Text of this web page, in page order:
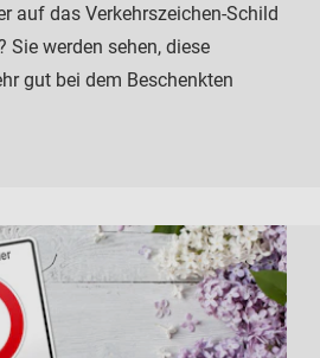
auf das Verkehrszeichen-Schild
Sie werden sehen, diese
gut bei dem Beschenkten